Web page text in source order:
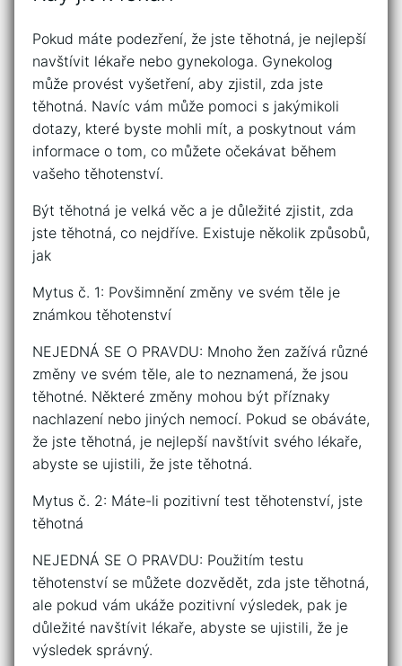
Pokud máte podezření, že jste těhotná, je nejlepší
navštívit lékaře nebo gynekologa. Gynekolog
může provést vyšetření, aby zjistil, zda jste
těhotná. Navíc vám může pomoci s jakýmikoli
dotazy, které byste mohli mít, a poskytnout vám
informace o tom, co můžete očekávat během
vašeho těhotenství.
Být těhotná je velká věc a je důležité zjistit, zda
jste těhotná, co nejdříve. Existuje několik způsobů,
jak
Mytus č. 1: Povšimnění změny ve svém těle je
známkou těhotenství
NEJEDNÁ SE O PRAVDU: Mnoho žen zažívá různé
změny ve svém těle, ale to neznamená, že jsou
těhotné. Některé změny mohou být příznaky
nachlazení nebo jiných nemocí. Pokud se obáváte,
že jste těhotná, je nejlepší navštívit svého lékaře,
abyste se ujistili, že jste těhotná.
Mytus č. 2: Máte-li pozitivní test těhotenství, jste
těhotná
NEJEDNÁ SE O PRAVDU: Použitím testu
těhotenství se můžete dozvědět, zda jste těhotná,
ale pokud vám ukáže pozitivní výsledek, pak je
důležité navštívit lékaře, abyste se ujistili, že je
výsledek správný.